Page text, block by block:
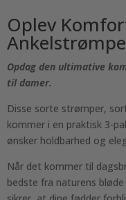
Oplev
Opdag den ultimative
til damer.
Disse sorte strømper,
kommer i en praktisk 3-
ønsker holdbarhed og
Når det kommer til
bedste fra naturens